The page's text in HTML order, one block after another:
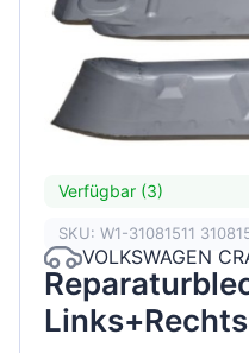
Verfügbar (3)
SKU: W1-31081511
VOLKSWAGEN
Links+Rechts